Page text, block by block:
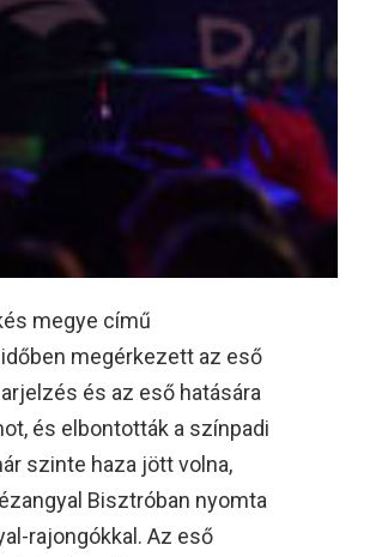
megye című
megérkezett az eső
és az eső hatására
és elbontották a színpadi
szinte haza jött volna,
Bisztróban nyomta
rajongókkal. Az eső